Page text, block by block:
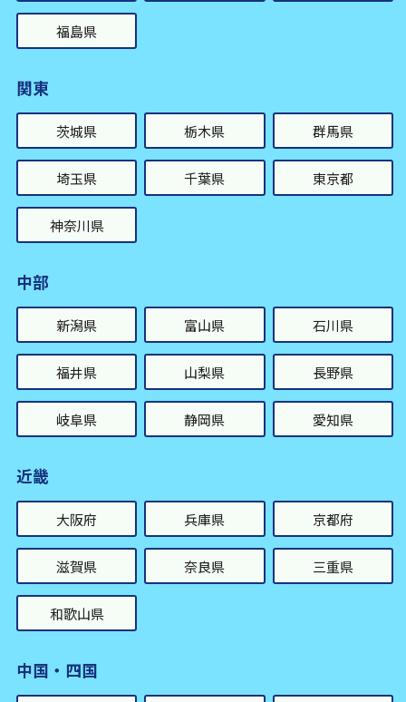
福島県
関東
茨城県 栃木県 群馬県
埼玉県 千葉県 東京都
神奈川県
中部
新潟県 富山県 石川県
福井県 山梨県 長野県
岐阜県 静岡県 愛知県
近畿
大阪府 兵庫県 京都府
滋賀県 奈良県 三重県
和歌山県
中国・四国